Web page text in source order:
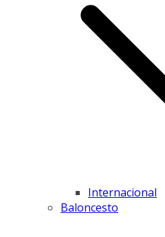
Internacional
Baloncesto